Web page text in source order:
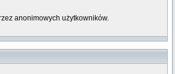
anonimowych użytkowników.